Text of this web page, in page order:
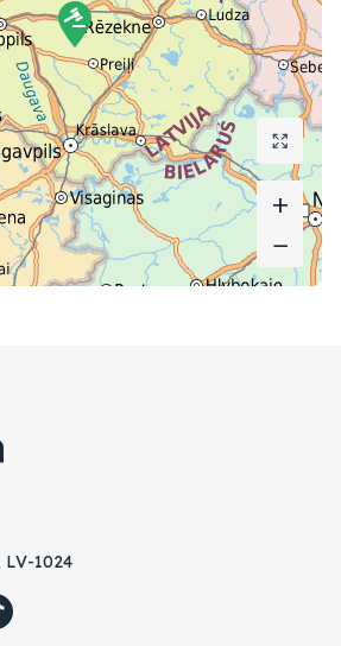
+
−
+
−
LV-1024